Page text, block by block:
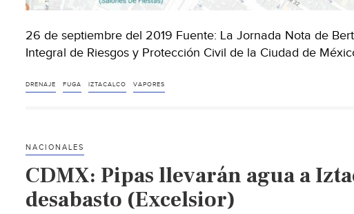
26 de septiembre del 2019 Fuente: La Jornada Nota de
Integral de Riesgos y Protección Civil de la Ciudad de
DRENAJE FUGA IZTACALCO VAPORES
NACIONALES
CDMX: Pipas llevarán agua a
desabasto (Excelsior)